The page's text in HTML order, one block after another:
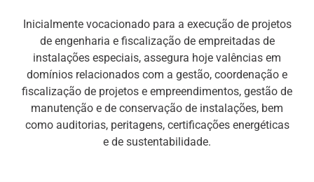
Inicialmente vocacionado para a execução de projetos
de engenharia e fiscalização de empreitadas de
instalações especiais, assegura hoje valências em
domínios relacionados com a gestão, coordenação e
fiscalização de projetos e empreendimentos, gestão de
manutenção e de conservação de instalações, bem
como auditorias, peritagens, certificações energéticas
e de sustentabilidade.